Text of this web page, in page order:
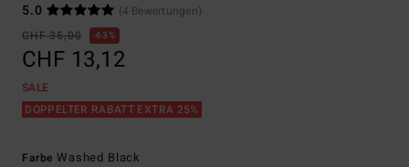
5.0
(4 Bewertungen)
CHF 35,00
63%
CHF 13,12
SALE
DOPPELTER RABATT EXTRA 25%
FarbeWashed Black